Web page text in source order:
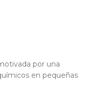
por una
en pequeñas